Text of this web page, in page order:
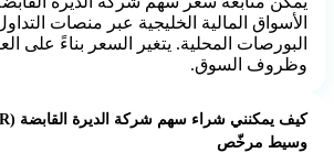
الأسواق المالية الخليجية عبر منصات
البورصات المحلية. يتغير السعر بناءً على
وظروف السوق.
وسيط مرخّص